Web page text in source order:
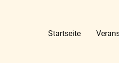
Startseite